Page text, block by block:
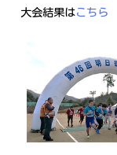
大会結果はこちら